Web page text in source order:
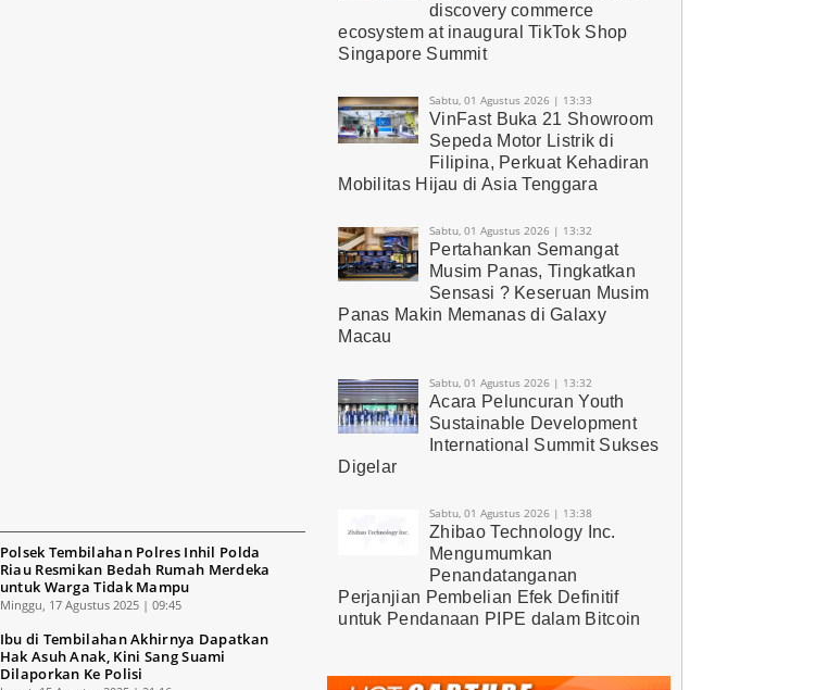
Polsek Tembilahan Polres Inhil Polda
Riau Resmikan Bedah Rumah Merdeka
untuk Warga Tidak Mampu
Minggu, 17 Agustus 2025 | 09:45
Ibu di Tembilahan Akhirnya Dapatkan
Hak Asuh Anak, Kini Sang Suami
Dilaporkan Ke Polisi
discovery commerce
ecosystem at inaugural TikTok Shop
Singapore Summit
Sabtu, 01 Agustus 2026 | 13:33
VinFast Buka 21 Showroom
Sepeda Motor Listrik di
Filipina, Perkuat Kehadiran
Mobilitas Hijau di Asia Tenggara
Sabtu, 01 Agustus 2026 | 13:32
Pertahankan Semangat
Musim Panas, Tingkatkan
Sensasi ? Keseruan Musim
Panas Makin Memanas di Galaxy
Macau
Sabtu, 01 Agustus 2026 | 13:32
Acara Peluncuran Youth
Sustainable Development
International Summit Sukses
Digelar
Sabtu, 01 Agustus 2026 | 13:38
Zhibao Technology Inc.
Mengumumkan
Penandatanganan
Perjanjian Pembelian Efek Definitif
untuk Pendanaan PIPE dalam Bitcoin